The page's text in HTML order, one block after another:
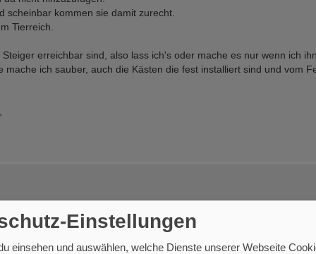
scheinbar kommen sie damit zurecht.
Tierreich.
erreichbar sind, also lass ich's oder mache es nur wenn ich
ich sauber, auch die Kästen die fest installiert sind und vom
Bescheid - und hoffe, dass die drei restlichen Nistplätze bald auch
Einstellungen
einsehen und auswählen, welche Dienste unserer Webseite